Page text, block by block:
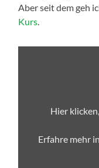
Aber seit dem geh
Kurs.
geführte
Meditation“
YouTube
anzeigen
Hier
Erfahre mehr